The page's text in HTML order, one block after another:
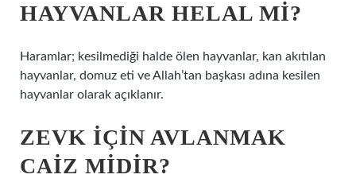
HAYVANLAR HELAL MI?
Haramlar; kesilmediği halde ölen hayvanlar, kan akıtılan
hayvanlar, domuz eti ve Allah’tan başkası adına kesilen
hayvanlar olarak açıklanır.
ZEVK IÇIN AVLANMAK
CAIZ MIDIR?